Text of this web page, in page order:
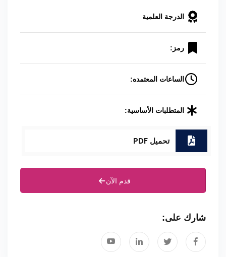
الدرجة العلمية
رمز:
الساعات المعتمده:
المتطلبات الأساسية:
تحميل PDF
قدم الآن
شارك على: